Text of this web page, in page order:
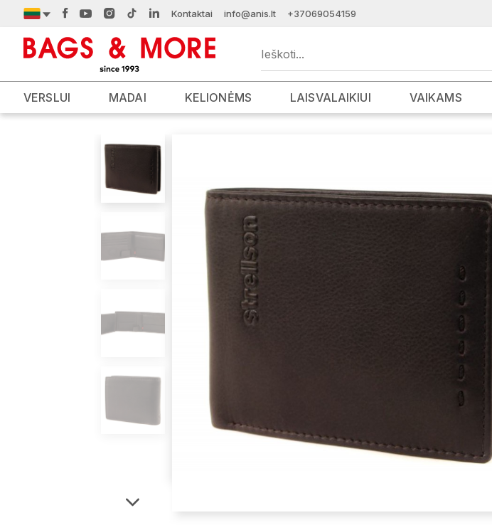
Kontaktai info@anis.lt +37069054159
VERSLUI MADAI KELIONĖMS LAISVALAIKIUI VAIKAMS